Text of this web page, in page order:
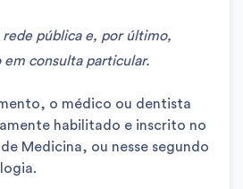
rede pública e, por último,
em consulta particular.
o médico ou dentista
habilitado e inscrito no
Medicina, ou nesse segundo